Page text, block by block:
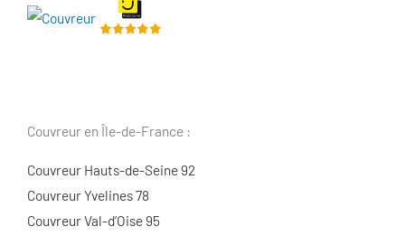
Couvreur en Île-de-France :
Couvreur Hauts-de-Seine 92
Couvreur Yvelines 78
Couvreur Val-d’Oise 95